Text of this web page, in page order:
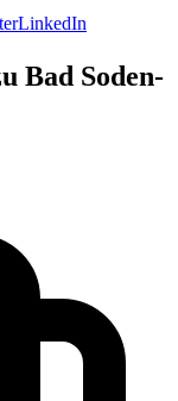
LinkedIn
Bad Soden-